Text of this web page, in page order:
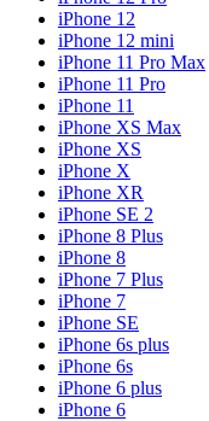
iPhone 12
iPhone 12 mini
iPhone 11 Pro Max
iPhone 11 Pro
iPhone 11
iPhone XS Max
iPhone XS
iPhone X
iPhone XR
iPhone SE 2
iPhone 8 Plus
iPhone 8
iPhone 7 Plus
iPhone 7
iPhone SE
iPhone 6s plus
iPhone 6s
iPhone 6 plus
iPhone 6